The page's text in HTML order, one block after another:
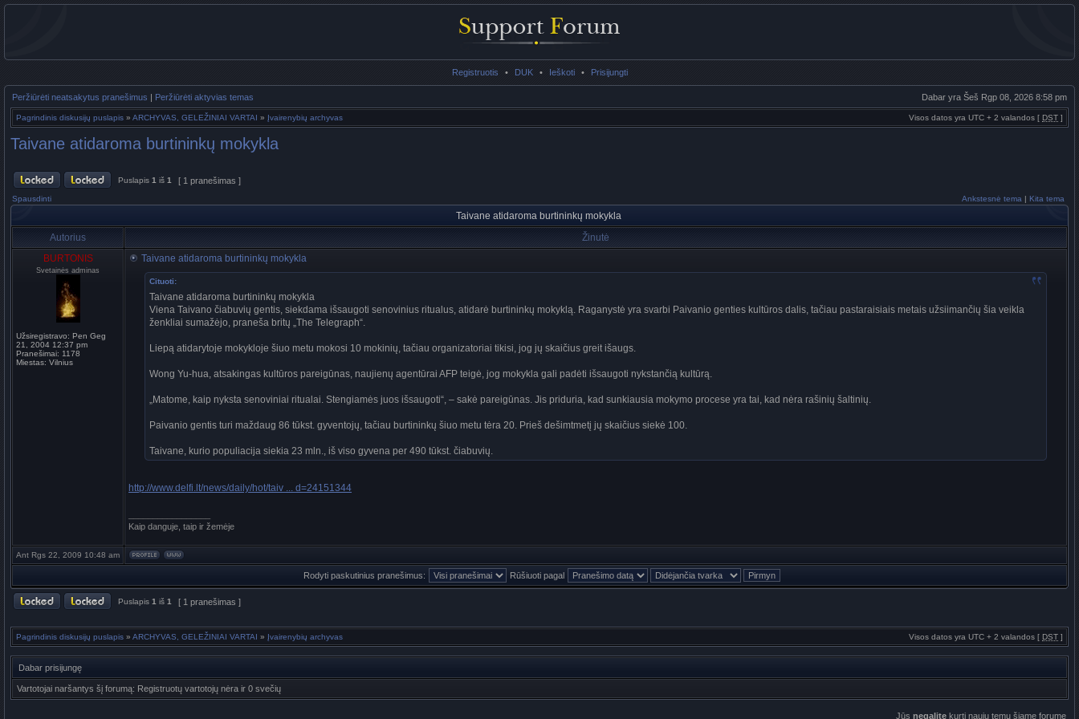
Registruotis • DUK • Ieškoti • Prisijungti
Peržiūrėti neatsakytus pranešimus | Peržiūrėti aktyvias temas Dabar yra Šeš Rgp 08, 2026 8:58 pm
Pagrindinis diskusijų puslapis » ARCHYVAS, GELEŽINIAI VARTAI » Įvairenybių archyvas Visos datos yra UTC + 2 valandos [ DST ]
Taivane atidaroma burtininkų mokykla
Puslapis 1 iš 1 [ 1 pranešimas ]
Spausdinti Ankstesnė tema | Kita tema
Taivane atidaroma burtininkų mokykla
Autorius
Žinutė
BURTONIS
Svetainės adminas
Užsiregistravo: Pen Geg
21, 2004 12:37 pm
Pranešimai: 1178
Miestas: Vilnius
Taivane atidaroma burtininkų mokykla
Cituoti:
Taivane atidaroma burtininkų mokykla
Viena Taivano čiabuvių gentis, siekdama išsaugoti senovinius ritualus, atidarė burtininkų mokyklą. Raganystė yra svarbi Paivanio genties kultūros dalis, tačiau pastaraisiais metais užsiimančių šia veikla
ženkliai sumažėjo, praneša britų „The Telegraph“.
Liepą atidarytoje mokykloje šiuo metu mokosi 10 mokinių, tačiau organizatoriai tikisi, jog jų skaičius greit išaugs.
Wong Yu-hua, atsakingas kultūros pareigūnas, naujienų agentūrai AFP teigė, jog mokykla gali padėti išsaugoti nykstančią kultūrą.
„Matome, kaip nyksta senoviniai ritualai. Stengiamės juos išsaugoti“, – sakė pareigūnas. Jis priduria, kad sunkiausia mokymo procese yra tai, kad nėra rašinių šaltinių.
Paivanio gentis turi maždaug 86 tūkst. gyventojų, tačiau burtininkų šiuo metu tėra 20. Prieš dešimtmetį jų skaičius siekė 100.
Taivane, kurio populiacija siekia 23 mln., iš viso gyvena per 490 tūkst. čiabuvių.
http://www.delfi.lt/news/daily/hot/taiv ... d=24151344
Kaip danguje, taip ir žemėje
Ant Rgs 22, 2009 10:48 am
Rodyti paskutinius pranešimus: Rūšiuoti pagal
Puslapis 1 iš 1 [ 1 pranešimas ]
Pagrindinis diskusijų puslapis » ARCHYVAS, GELEŽINIAI VARTAI » Įvairenybių archyvas Visos datos yra UTC + 2 valandos [ DST ]
Dabar prisijungę
Vartotojai naršantys šį forumą: Registruotų vartotojų nėra ir 0 svečių
Jūs negalite kurti naujų temų šiame forume